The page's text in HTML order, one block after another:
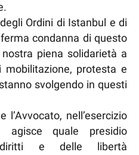
Ordini di Istanbul e di
condanna di questo
piena solidarietà a
protesta e
svolgendo in questi
nell’esercizio
agisce quale presidio
diritti e delle libertà